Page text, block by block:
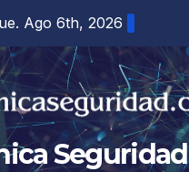
Ago 6th, 2026
Seguridad